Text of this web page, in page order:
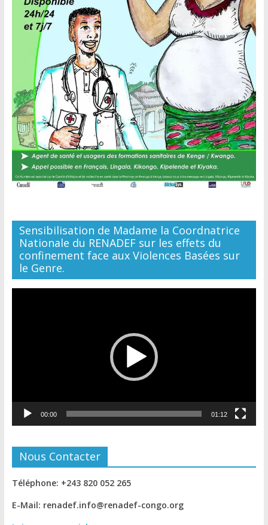
Sensibilisation de Madame la Coordnatrice
Nationale du RENADEF sur les effets du
confinement face aux Violences Basées sur
le Genre.
00:00 01:12
Nous Contacter
Téléphone: +243 820 052 265
E-Mail: renadef.info@renadef-congo.org